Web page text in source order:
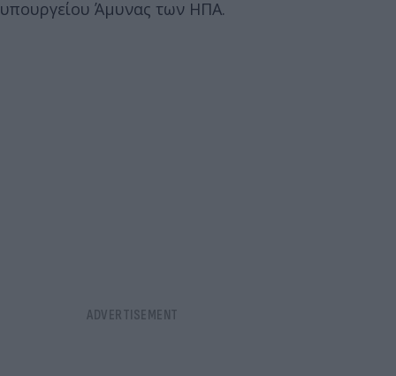
υπουργείου Άμυνας των ΗΠΑ.